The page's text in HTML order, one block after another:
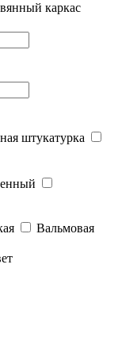
каркас
штукатурка
Вальмовая